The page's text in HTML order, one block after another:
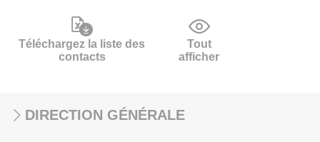
Téléchargez la liste des
contacts
Tout
afficher
DIRECTION GÉNÉRALE